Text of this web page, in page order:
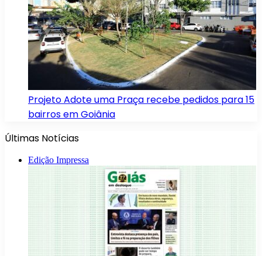
Projeto Adote uma Praça recebe pedidos para 15
bairros em Goiânia
Últimas Notícias
Edição Impressa